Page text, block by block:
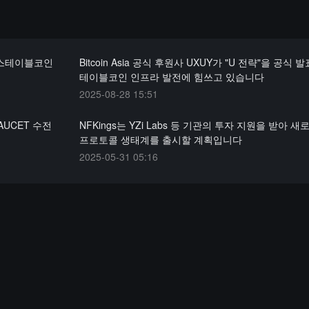
테이블코인
Bitcoin Asia 공식 후원사 UXUY가 "U 전략"을 공식 발
테이블코인 인프라 발전에 힘쓰고 있습니다
2025-08-28 15:51
수전
NFKings는 YZi Labs 등 기관의 투자 지원을 받아 새
프로토콜 생태계를 출시할 계획입니다
2025-05-31 05:16